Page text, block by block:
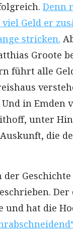
Denn
Geld er
stricken.
Groote
führt alle
in Emden
unter
die
und hat die